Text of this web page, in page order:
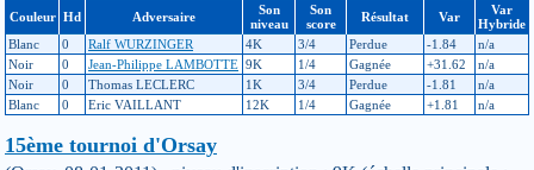
Couleur Hd Adversaire
Son
niveau
Son
score
Résultat Var
Var
Hybride
Blanc
0 Ralf WURZINGER 4K 3/4 Perdue -1.84
n/a
Noir
0 Jean-Philippe LAMBOTTE 9K 1/4 Gagnée +31.62
n/a
Noir
0 Thomas LECLERC 1K 3/4 Perdue -1.81
n/a
Blanc
0 Eric VAILLANT 12K 1/4 Gagnée +1.81 n/a
15ème tournoi d'Orsay